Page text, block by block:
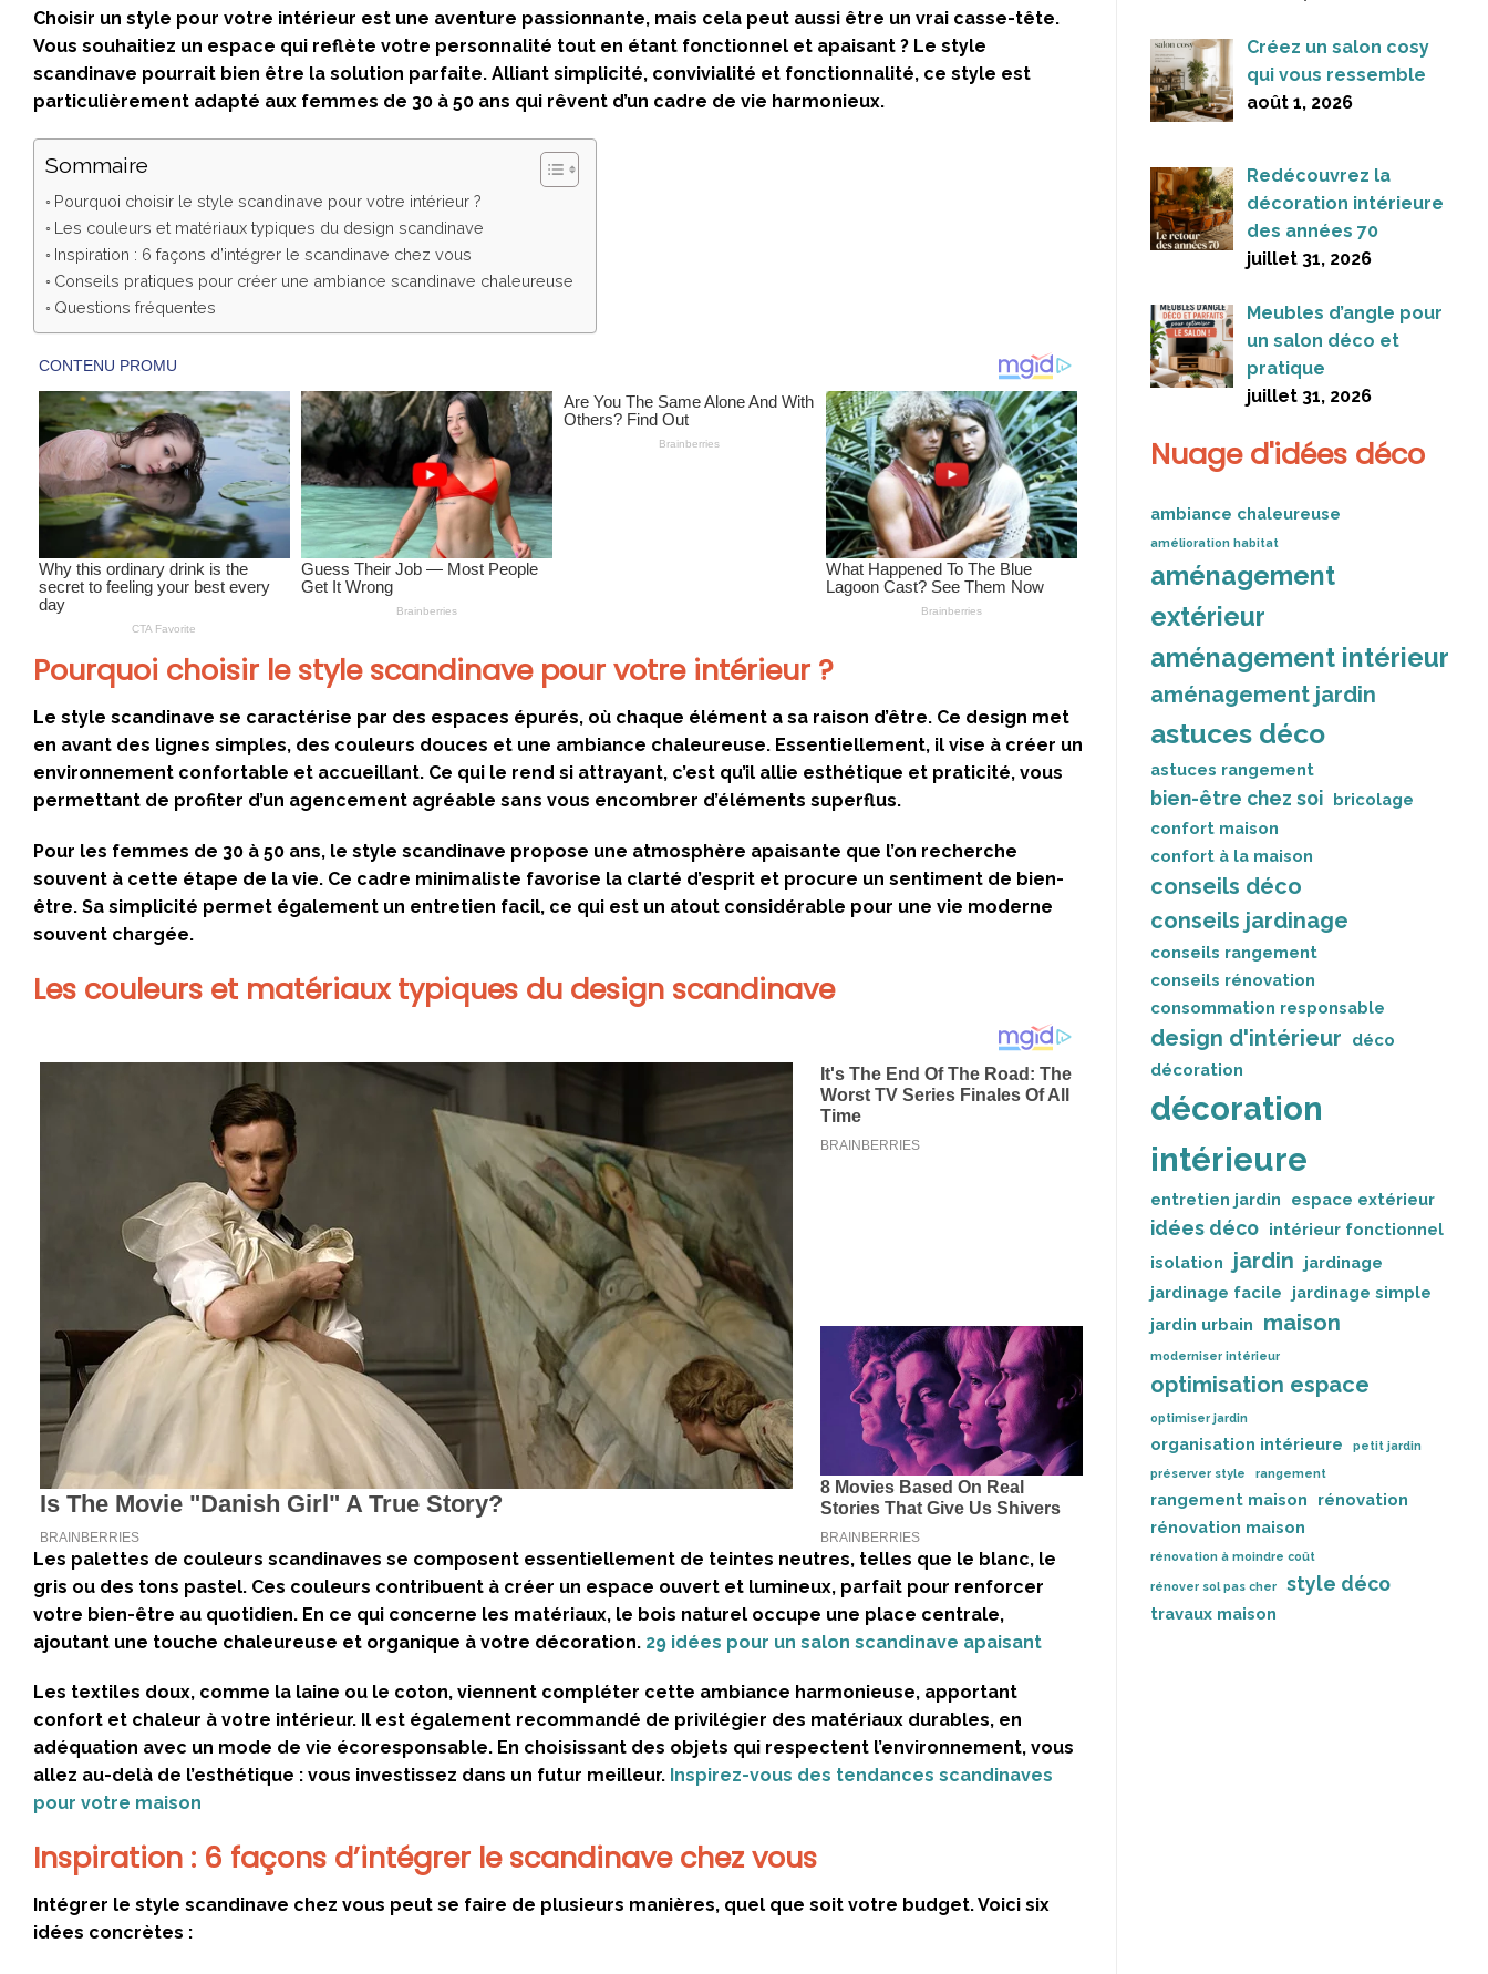
Choisir un style pour votre intérieur est une aventure passionnante, mais cela peut aussi être un vrai casse-tête.
Vous souhaitiez un espace qui reflète votre personnalité tout en étant fonctionnel et apaisant ? Le style
scandinave pourrait bien être la solution parfaite. Alliant simplicité, convivialité et fonctionnalité, ce style est
particulièrement adapté aux femmes de 30 à 50 ans qui rêvent d’un cadre de vie harmonieux.
Sommaire
Pourquoi choisir le style scandinave pour votre intérieur ?
Les couleurs et matériaux typiques du design scandinave
Inspiration : 6 façons d’intégrer le scandinave chez vous
Conseils pratiques pour créer une ambiance scandinave chaleureuse
Questions fréquentes
Pourquoi choisir le style scandinave pour votre intérieur ?
Le style scandinave se caractérise par des espaces épurés, où chaque élément a sa raison d’être. Ce design met
en avant des lignes simples, des couleurs douces et une ambiance chaleureuse. Essentiellement, il vise à créer un
environnement confortable et accueillant. Ce qui le rend si attrayant, c’est qu’il allie esthétique et praticité, vous
permettant de profiter d’un agencement agréable sans vous encombrer d’éléments superflus.
Pour les femmes de 30 à 50 ans, le style scandinave propose une atmosphère apaisante que l’on recherche
souvent à cette étape de la vie. Ce cadre minimaliste favorise la clarté d’esprit et procure un sentiment de bien-
être. Sa simplicité permet également un entretien facil, ce qui est un atout considérable pour une vie moderne
souvent chargée.
Les couleurs et matériaux typiques du design scandinave
Les palettes de couleurs scandinaves se composent essentiellement de teintes neutres, telles que le blanc, le
gris ou des tons pastel. Ces couleurs contribuent à créer un espace ouvert et lumineux, parfait pour renforcer
votre bien-être au quotidien. En ce qui concerne les matériaux, le bois naturel occupe une place centrale,
ajoutant une touche chaleureuse et organique à votre décoration. 29 idées pour un salon scandinave apaisant
Les textiles doux, comme la laine ou le coton, viennent compléter cette ambiance harmonieuse, apportant
confort et chaleur à votre intérieur. Il est également recommandé de privilégier des matériaux durables, en
adéquation avec un mode de vie écoresponsable. En choisissant des objets qui respectent l’environnement, vous
allez au-delà de l’esthétique : vous investissez dans un futur meilleur. Inspirez-vous des tendances scandinaves
pour votre maison
Inspiration : 6 façons d’intégrer le scandinave chez vous
Intégrer le style scandinave chez vous peut se faire de plusieurs manières, quel que soit votre budget. Voici six
idées concrètes :
Créez un salon cosy
qui vous ressemble
août 1, 2026
Redécouvrez la
décoration intérieure
des années 70
juillet 31, 2026
Meubles d’angle pour
un salon déco et
pratique
juillet 31, 2026
Nuage d'idées déco
ambiance chaleureuse
amélioration habitat
aménagement
extérieur
aménagement intérieur
aménagement jardin
astuces déco
astuces rangement
bien-être chez soi bricolage
confort maison
confort à la maison
conseils déco
conseils jardinage
conseils rangement
conseils rénovation
consommation responsable
design d'intérieur
déco
décoration
décoration
intérieure
entretien jardin espace extérieur
idées déco intérieur fonctionnel
isolation
jardin
jardinage
jardinage facile
jardinage simple
jardin urbain
maison
moderniser intérieur
optimisation espace
optimiser jardin
organisation intérieure petit jardin
préserver style rangement
rangement maison
rénovation
rénovation maison
rénovation à moindre coût
rénover sol pas cher style déco
travaux maison